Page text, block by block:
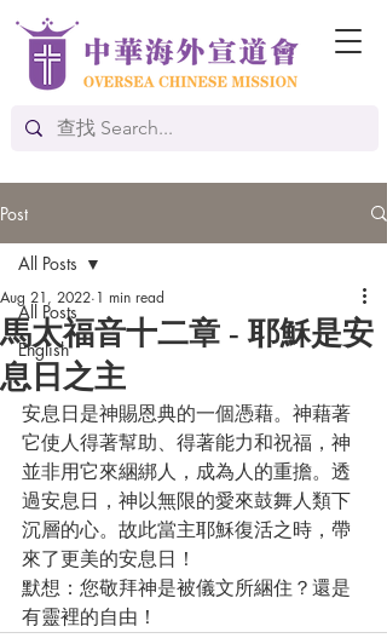
Post
All Posts
English
All Posts
馬太福音十二章 - 耶穌是安
息日之主
Aug 21, 2022 1 min read
安息日是神賜恩典的一個憑藉。神藉著
它使人得著幫助、得著能力和祝福，神
並非用它來綑綁人，成為人的重擔。透
過安息日，神以無限的愛來鼓舞人類下
沉層的心。故此當主耶穌復活之時，帶
來了更美的安息日！
默想：您敬拜神是被儀文所綑住？還是
有靈裡的自由！